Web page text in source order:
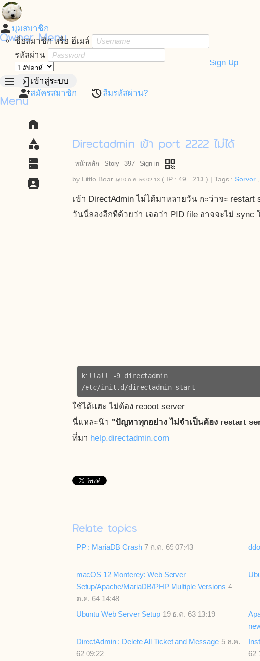
Owner Menu
person มุมสมาชิก
ชื่อสมาชิก หรือ อีเมล์
รหัสผ่าน
loginเข้าสู่ระบบ
person_addสมัครสมาชิก restoreลืมรหัสผ่าน?
Sign Up
menu
Menu
home
category
dns
contacts
Directadmin เข้า port 2222 ไม่ได้
หน้าหลัก Story 397 Sign in qr_code
by Little Bear @10 ก.ค. 56 02:13 ( IP : 49...213 ) Tags : Server ,
เข้า DirectAdmin ไม่ได้มาหลายวัน กะว่าจะ
วันนี้ลองอีกทีด้วยว่า เจอว่า PID file อาจจะไม่ sync
killall -9 directadmin
ใช้ได้แฮะ ไม่ต้อง reboot server
นี่แหละน๊า "ปัญหาทุกอย่าง ไม่จำเป็นต้อง restart
ที่มา help.directadmin.com
Relate topics
PPI: MariaDB Crash 7 ก.ค. 69 07:43
macOS 12 Monterey: Web Server
Setup/Apache/MariaDB/PHP Multiple Versions 4
ต.ค. 64 14:48
Ubuntu Web Server Setup 19 ธ.ค. 63 13:19
DirectAdmin : Delete All Ticket and Message 5 ธ.ค.
62 09:22
62